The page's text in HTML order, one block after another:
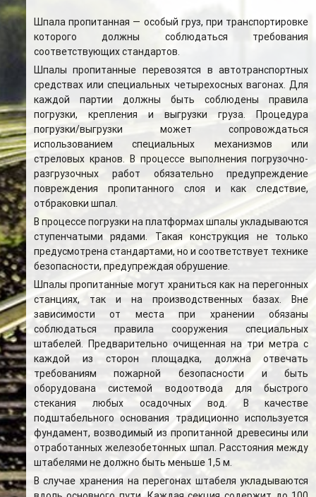
Шпала пропитанная — особый груз, при транспортировке
которого должны соблюдаться требования
соответствующих стандартов.
Шпалы пропитанные перевозятся в автотранспортных
средствах или специальных четырехосных вагонах. Для
каждой партии должны быть соблюдены правила
погрузки, крепления и выгрузки груза. Процедура
погрузки/выгрузки может сопровождаться
использованием специальных механизмов или
стреловых кранов. В процессе выполнения погрузочно-
разгрузочных работ обязательно предупреждение
повреждения пропитанного слоя и как следствие,
отбраковки шпал.
В процессе погрузки на платформах шпалы укладываются
ступенчатыми рядами. Такая конструкция не только
предусмотрена стандартами, но и соответствует технике
безопасности, предупреждая обрушение.
Шпалы пропитанные могут храниться как на перегонных
станциях, так и на производственных базах. Вне
зависимости от места при хранении обязаны
соблюдаться правила сооружения специальных
штабелей. Предварительно очищенная на три метра с
каждой из сторон площадка, должна отвечать
требованиям пожарной безопасности и быть
оборудована системой водоотвода для быстрого
стекания любых осадочных вод. В качестве
подштабельного основания традиционно используется
фундамент, возводимый из пропитанной древесины или
отработанных железобетонных шпал. Расстояния между
штабелями не должно быть меньше 1,5 м.
В случае хранения на перегонах штабеля укладываются